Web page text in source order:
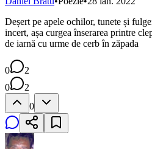
Deșert pe apele ochilor, tunete și
incert, așa curgea înserarea printre
de iarnă cu urme de cerb în zăpada
0
2
0
2
0